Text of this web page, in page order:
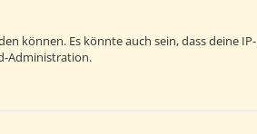
können. Es könnte auch sein, dass deine IP-
Administration.